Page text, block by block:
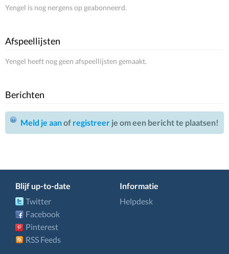
Yengel is nog nergens op geabonneerd.
Afspeellijsten
Yengel heeft nog geen afspeellijsten gemaakt.
Berichten
Meld je aanof registreer je om een bericht te plaatsen!
Blijf up-to-date
Twitter
Facebook
Pinterest
RSS Feeds
Informatie
Helpdesk